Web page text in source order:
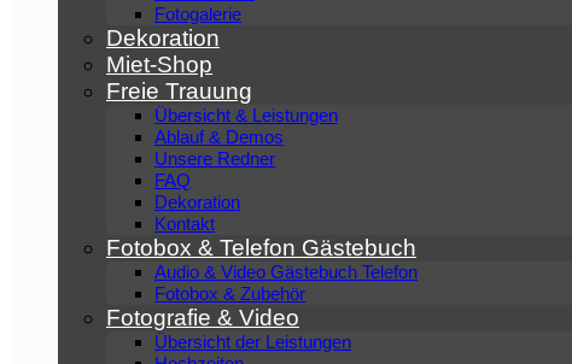
Fotogalerie
Dekoration
Miet-Shop
Freie Trauung
Übersicht & Leistungen
Ablauf & Demos
Unsere Redner
FAQ
Dekoration
Kontakt
Fotobox & Telefon Gästebuch
Audio & Video Gästebuch Telefon
Fotobox & Zubehör
Fotografie & Video
Übersicht der Leistungen